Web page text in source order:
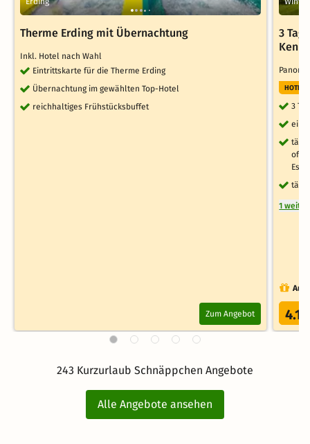
Therme Erding mit Übernachtung
Inkl. Hotel nach Wahl
Eintrittskarte für die Therme Erding
Übernachtung im gewählten Top-Hotel
reichhaltiges Frühstücksbuffet
Zum Angebot
3
3
ein
1
4.1
243 Kurzurlaub Schnäppchen Angebote
Alle Angebote ansehen